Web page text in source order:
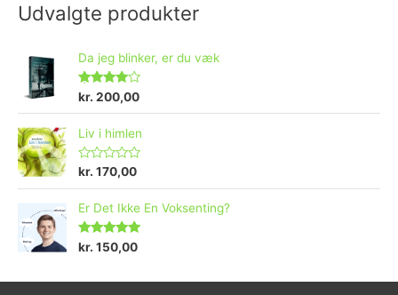
Udvalgte produkter
Da jeg blinker, er du væk
Vurderet
ud af 5
kr. 200,00
Liv i himlen
V
r
d
e
r
t
d
kr. 170,00
Er Det Ikke En Voksenting?
Vurderet
ud af 5
kr. 150,00